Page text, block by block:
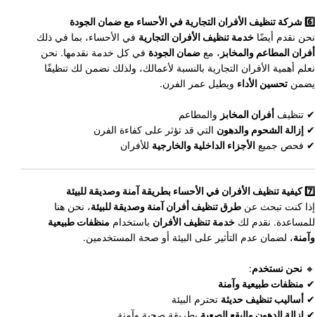
6️⃣ شركة تنظيف الأفران التجارية في الأحساء مع ضمان الجودة
نحن نقدم أيضًا خدمة تنظيف الأفران التجارية في الأحساء، بما في ذلك
أفران المطاعم والمخابز ، مع ضمان الجودة في كل خدمة نقدمها. نحن
نعلم أهمية الأفران التجارية بالنسبة لأعمالك، ولذلك نضمن لك تنظيفًا
يضمن تحسين الأداء ويطيل عمر الفرن.
✔ تنظيف أفران المخابز والمطاعم
✔ إزالة الشحوم والدهون التي قد تؤثر على كفاءة الفرن
✔ فحص جميع الأجزاء الداخلية والخارجية للأفران
7️⃣ كيفية تنظيف الأفران في الأحساء بطريقة آمنة وصديقة للبيئة
إذا كنت تبحث عن طرق تنظيف أفران آمنة وصديقة للبيئة، نحن هنا
للمساعدة. نقدم لك خدمة تنظيف الأفران باستخدام منظفات طبيعية
وآمنة، لضمان عدم التأثير على البيئة أو صحة المستخدمين.
🔸 نحن نستخدم:
✔ منظفات طبيعية وآمنة
✔ أساليب تنظيف حديثة تحترم البيئة